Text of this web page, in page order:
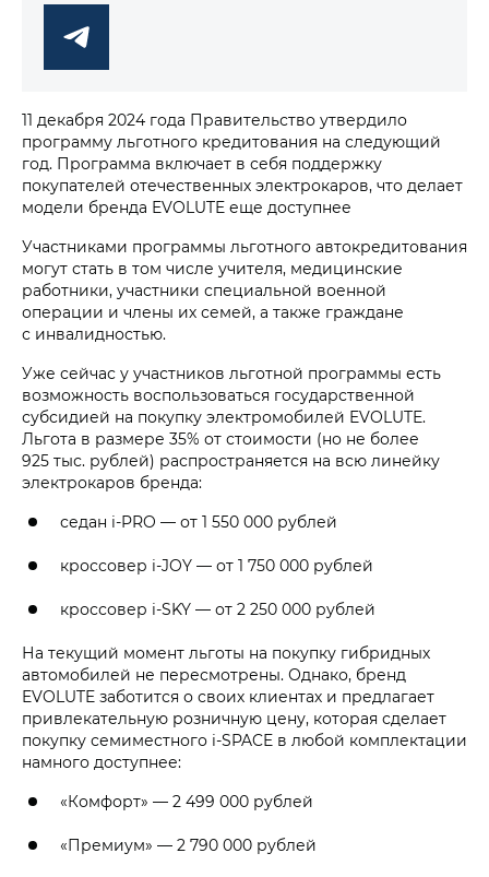
11 декабря 2024 года Правительство утвердило
программу льготного кредитования на следующий
год. Программа включает в себя поддержку
покупателей отечественных электрокаров, что делает
модели бренда EVOLUTE еще доступнее
Участниками программы льготного автокредитования
могут стать в том числе учителя, медицинские
работники, участники специальной военной
операции и члены их семей, а также граждане
с инвалидностью.
Уже сейчас у участников льготной программы есть
возможность воспользоваться государственной
субсидией на покупку электромобилей EVOLUTE.
Льгота в размере 35% от стоимости (но не более
925 тыс. рублей) распространяется на всю линейку
электрокаров бренда:
седан i‑PRO — от 1 550 000 рублей
кроссовер i‑JOY — от 1 750 000 рублей
кроссовер i‑SKY — от 2 250 000 рублей
На текущий момент льготы на покупку гибридных
автомобилей не пересмотрены. Однако, бренд
EVOLUTE заботится о своих клиентах и предлагает
привлекательную розничную цену, которая сделает
покупку семиместного i‑SPACE в любой комплектации
намного доступнее:
«Комфорт» — 2 499 000 рублей
«Премиум» — 2 790 000 рублей